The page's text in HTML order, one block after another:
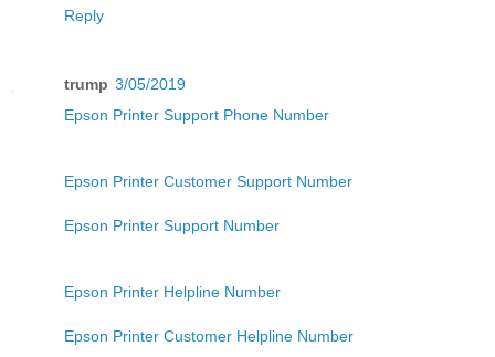
Reply
trump 3/05/2019
Epson Printer Support Phone Number
Epson Printer Customer Support Number
Epson Printer Support Number
Epson Printer Helpline Number
Epson Printer Customer Helpline Number